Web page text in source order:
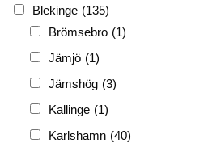
FH
(338)
FRG
(3 189)
PF (3 882)
PIONJÄR (129)
Blekinge (135)
Brömsebro (1)
Jämjö (1)
Jämshög (3)
Kallinge (1)
Karlshamn (40)